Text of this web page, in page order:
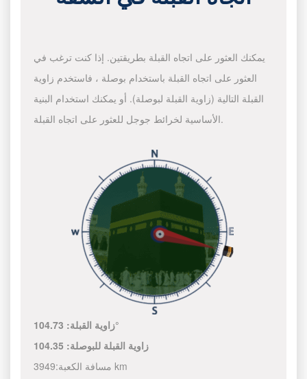
يمكنك العثور على اتجاه القبلة بطريقتين. إذا كنت ترغب في
العثور على اتجاه القبلة باستخدام بوصلة ، فاستخدم زاوية
القبلة التالية (زاوية القبلة لبوصلة). أو يمكنك استخدام البنية
الأساسية لخرائط جوجل للعثور على اتجاه القبلة.
زاوية القبلة:104.73°
زاوية القبلة للبوصلة: 104.35
مسافة الكعبة: 3949 km